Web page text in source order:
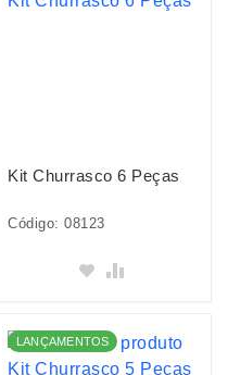
Kit Churrasco 6 Peças
Código: 08123
LANÇAMENTOS